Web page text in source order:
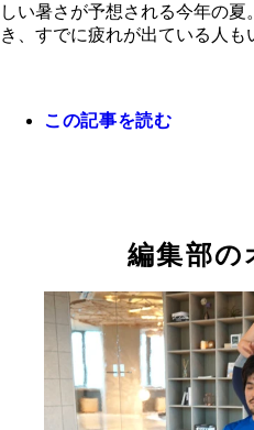
しい暑さが予想される今年の
き、すでに疲れが出ている人も
この記事を読む
編集部の